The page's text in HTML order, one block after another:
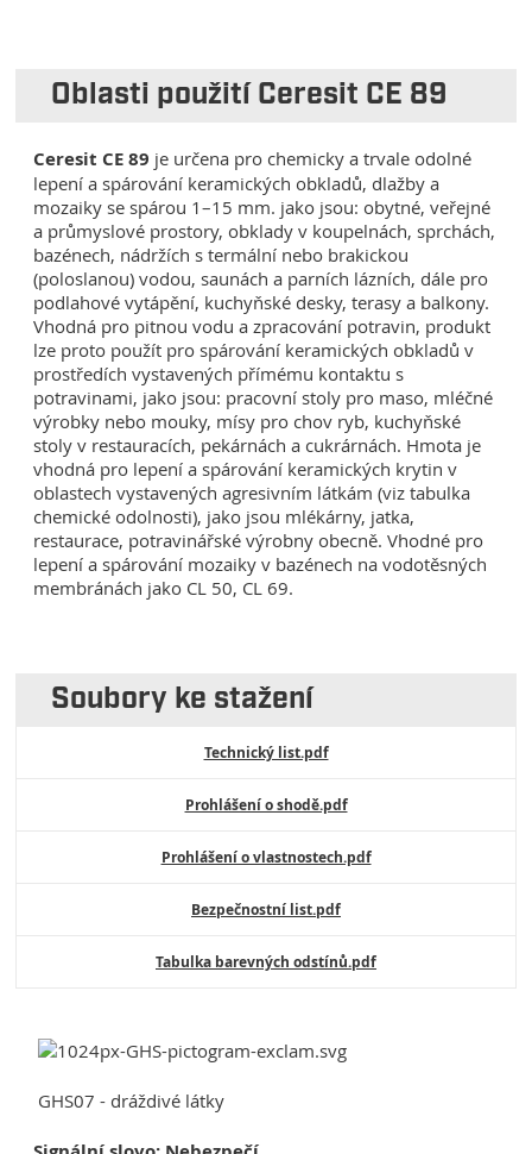
Oblasti použití Ceresit CE 89
Ceresit CE 89 je určena pro chemicky a trvale odolné
lepení a spárování keramických obkladů, dlažby a
mozaiky se spárou 1–15 mm. jako jsou: obytné, veřejné
a průmyslové prostory, obklady v koupelnách, sprchách,
bazénech, nádržích s termální nebo brakickou
(poloslanou) vodou, saunách a parních lázních, dále pro
podlahové vytápění, kuchyňské desky, terasy a balkony.
Vhodná pro pitnou vodu a zpracování potravin, produkt
lze proto použít pro spárování keramických obkladů v
prostředích vystavených přímému kontaktu s
potravinami, jako jsou: pracovní stoly pro maso, mléčné
výrobky nebo mouky, mísy pro chov ryb, kuchyňské
stoly v restauracích, pekárnách a cukrárnách. Hmota je
vhodná pro lepení a spárování keramických krytin v
oblastech vystavených agresivním látkám (viz tabulka
chemické odolnosti), jako jsou mlékárny, jatka,
restaurace, potravinářské výrobny obecně. Vhodné pro
lepení a spárování mozaiky v bazénech na vodotěsných
membránách jako CL 50, CL 69.
Soubory ke stažení
Technický list.pdf
Prohlášení o shodě.pdf
Prohlášení o vlastnostech.pdf
Bezpečnostní list.pdf
Tabulka barevných odstínů.pdf
GHS07 - dráždivé látky